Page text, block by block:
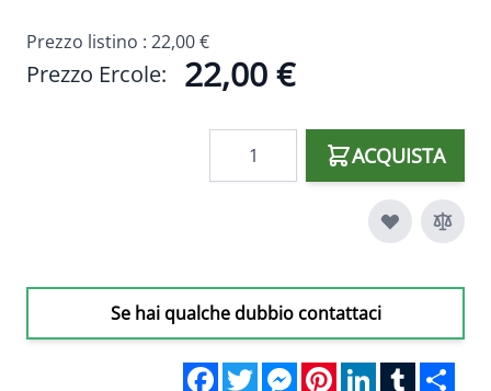
Prezzo listino : 22,00 €
Prezzo Ercole: 22,00 €
ACQUISTA
Se hai qualche dubbio contattaci
FacebookTwitterMessengerPinterestLinkedInTumblr